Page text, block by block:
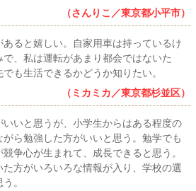
（さんりこ／東京都小平市）
ると嬉しい。自家用車は持っているけ
、私は運転があまり都会ではないた
も生活できるかどうか知りたい。
（ミカミカ／東京都杉並区）
いと思うが、小学生からはある程度の
ら勉強した方がいいと思う。勉学でも
争心が生まれて、成長できると思う。
方がいろいろな情報が入り、学校の選
。